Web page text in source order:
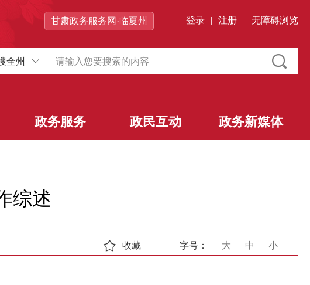
甘肃政务服务网·临夏州 登录 | 注册 无障碍浏览
全州
政务服务 政民互动 政务新媒体
综述
字号： 大 中 小
收藏